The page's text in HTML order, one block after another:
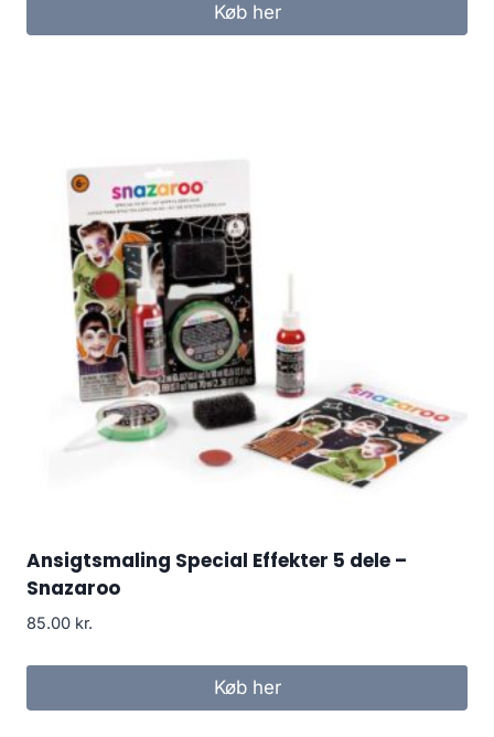
Køb her
Ansigtsmaling Special Effekter 5 dele –
Snazaroo
85.00 kr.
Køb her